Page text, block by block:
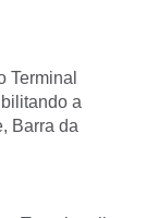
Terminal
a
Barra da